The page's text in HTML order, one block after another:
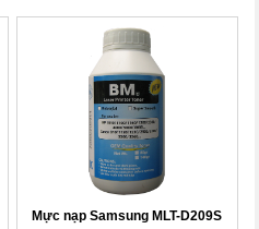
Mực nạp Samsung MLT-D209S